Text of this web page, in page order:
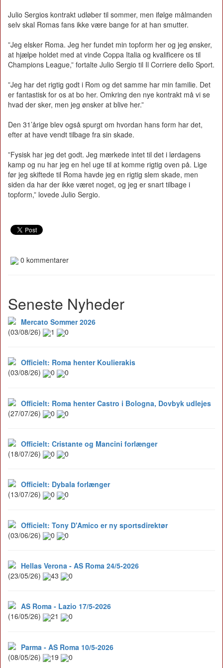
Julio Sergios kontrakt udløber til sommer, men ifølge målmanden
selv skal Romas fans ikke være bange for at han smutter.
”Jeg elsker Roma. Jeg her fundet min topform her og jeg ønsker,
at hjælpe holdet med at vinde Coppa Italia og kvalificere os til
Champions League,” fortalte Julio Sergio til Il Corriere dello Sport.
”Jeg har det rigtig godt i Rom og det samme har min familie. Det
er fantastisk for os at bo her. Omkring den nye kontrakt må vi se
hvad der sker, men jeg ønsker at blive her.”
Den 31’årige blev også spurgt om hvordan hans form har det,
efter at have vendt tilbage fra sin skade.
”Fysisk har jeg det godt. Jeg mærkede intet til det i lørdagens
kamp og nu har jeg en hel uge til at komme rigtig oven på. Lige
før jeg skiftede til Roma havde jeg en rigtig slem skade, men
siden da har der ikke været noget, og jeg er snart tilbage i
topform,” lovede Julio Sergio.
0 kommentarer
Seneste Nyheder
Mercato Sommer 2026
(03/08/26)
1 0
Officielt: Roma henter Koulierakis
(03/08/26)
0 0
Officielt: Roma henter Castro i Bologna, Dovbyk udlejes
(27/07/26)
0 0
Officielt: Cristante og Mancini forlænger
(18/07/26)
0 0
Officielt: Dybala forlænger
(13/07/26)
0 0
Officielt: Tony D'Amico er ny sportsdirektør
(03/06/26)
0 0
Hellas Verona - AS Roma 24/5-2026
(23/05/26)
43 0
AS Roma - Lazio 17/5-2026
(16/05/26)
21 0
Parma - AS Roma 10/5-2026
(08/05/26)
19 0